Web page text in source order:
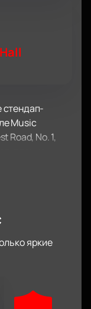
стендап-
Music
Road, No. 1,
создает
комик,
Он
яркие